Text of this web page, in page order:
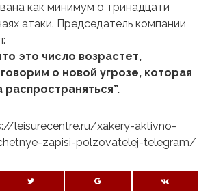
как минимум о тринадцати
атаки. Председатель компании
это число возрастет,
о новой угрозе, которая
распространяться”.
leisurecentre.ru/xakery-aktivno-
zapisi-polzovatelej-telegram/